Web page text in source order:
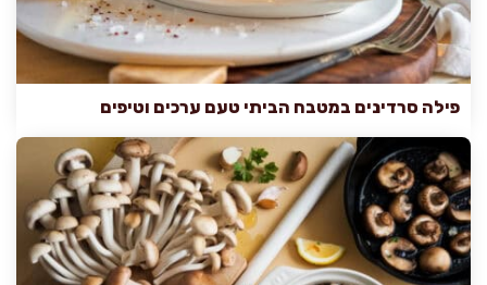
פילה סרדינים במטבח הביתי טעם ערכים וטיפים